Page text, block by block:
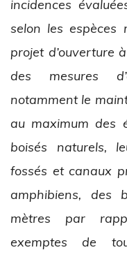
incidences
selon les espèces
projet d’ouverture
des mesures
notamment le
au maximum des
boisés naturels,
fossés et canaux
amphibiens,
mètres par
exemptes de